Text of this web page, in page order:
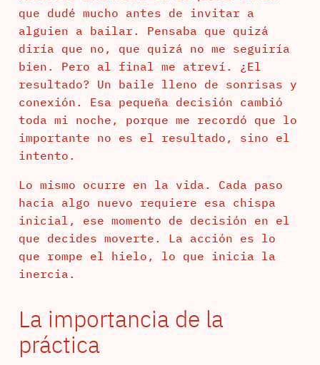
que dudé mucho antes de invitar a
alguien a bailar. Pensaba que quizá
diría que no, que quizá no me seguiría
bien. Pero al final me atreví. ¿El
resultado? Un baile lleno de sonrisas y
conexión. Esa pequeña decisión cambió
toda mi noche, porque me recordó que lo
importante no es el resultado, sino el
intento.
Lo mismo ocurre en la vida. Cada paso
hacia algo nuevo requiere esa chispa
inicial, ese momento de decisión en el
que decides moverte. La acción es lo
que rompe el hielo, lo que inicia la
inercia.
La importancia de la
práctica